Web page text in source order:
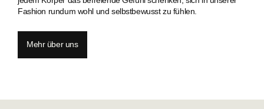
Fashion rundum wohl und selbstbewusst zu fühlen.
Mehr über uns